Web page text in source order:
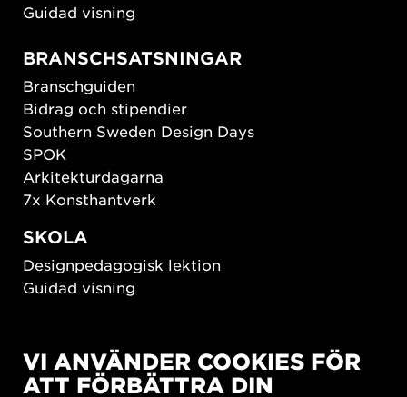
Guidad visning
BRANSCHSATSNINGAR
Branschguiden
Bidrag och stipendier
Southern Sweden Design Days
SPOK
Arkitekturdagarna
7x Konsthantverk
SKOLA
Designpedagogisk lektion
Guidad visning
New European Bauhaus
SUSTAINORDIC
VI ANVÄNDER COOKIES FÖR
ATT FÖRBÄTTRA DIN